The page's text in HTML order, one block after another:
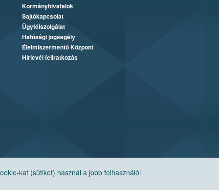
kat (sütiket) használ a jobb felhasználói
Kormányhivatalok
Sajtókapcsolat
Ügyfélszolgálat
Hatósági jogsegély
Élelmiszermentő Központ
Hírlevél feliratkozás